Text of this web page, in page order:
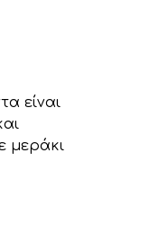
είναι
μεράκι